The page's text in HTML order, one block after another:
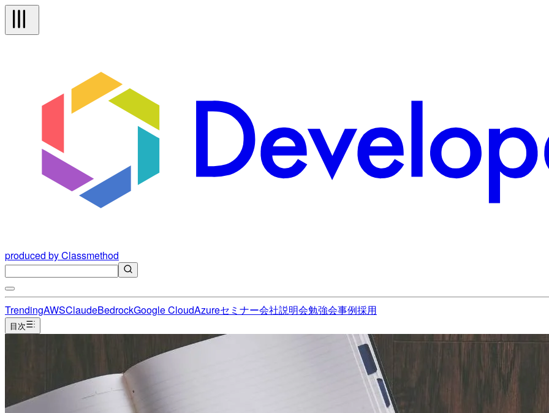
produced by Classmethod
TrendingAWSClaudeBedrockGoogle CloudAzureセミナー会社説明会勉強会事例採用
目次